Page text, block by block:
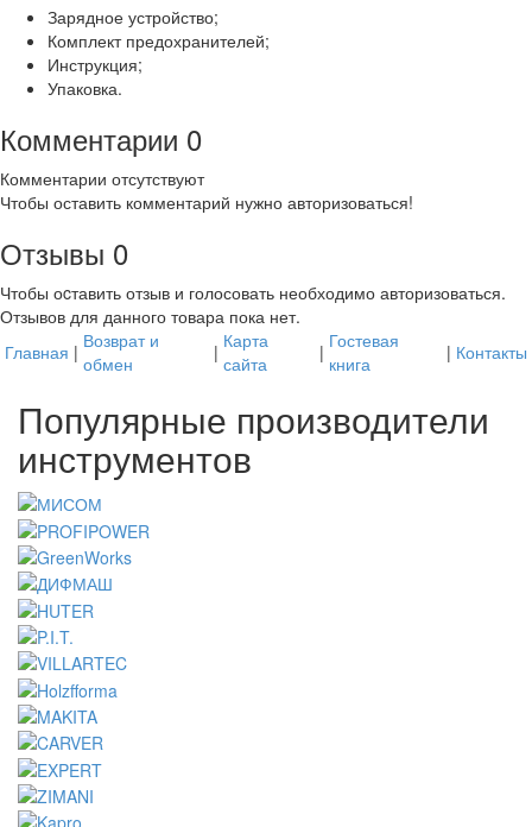
Зарядное устройство;
Комплект предохранителей;
Инструкция;
Упаковка.
Комментарии 0
Комментарии отсутствуют
Чтобы оставить комментарий нужно авторизоваться!
Отзывы 0
Чтобы оcтавить отзыв и голосовать необходимо авторизоваться.
Отзывов для данного товара пока нет.
Главная | Возврат и
обмен
| Карта
сайта
| Гостевая
книга
| Контакты
Популярные производители
инструментов